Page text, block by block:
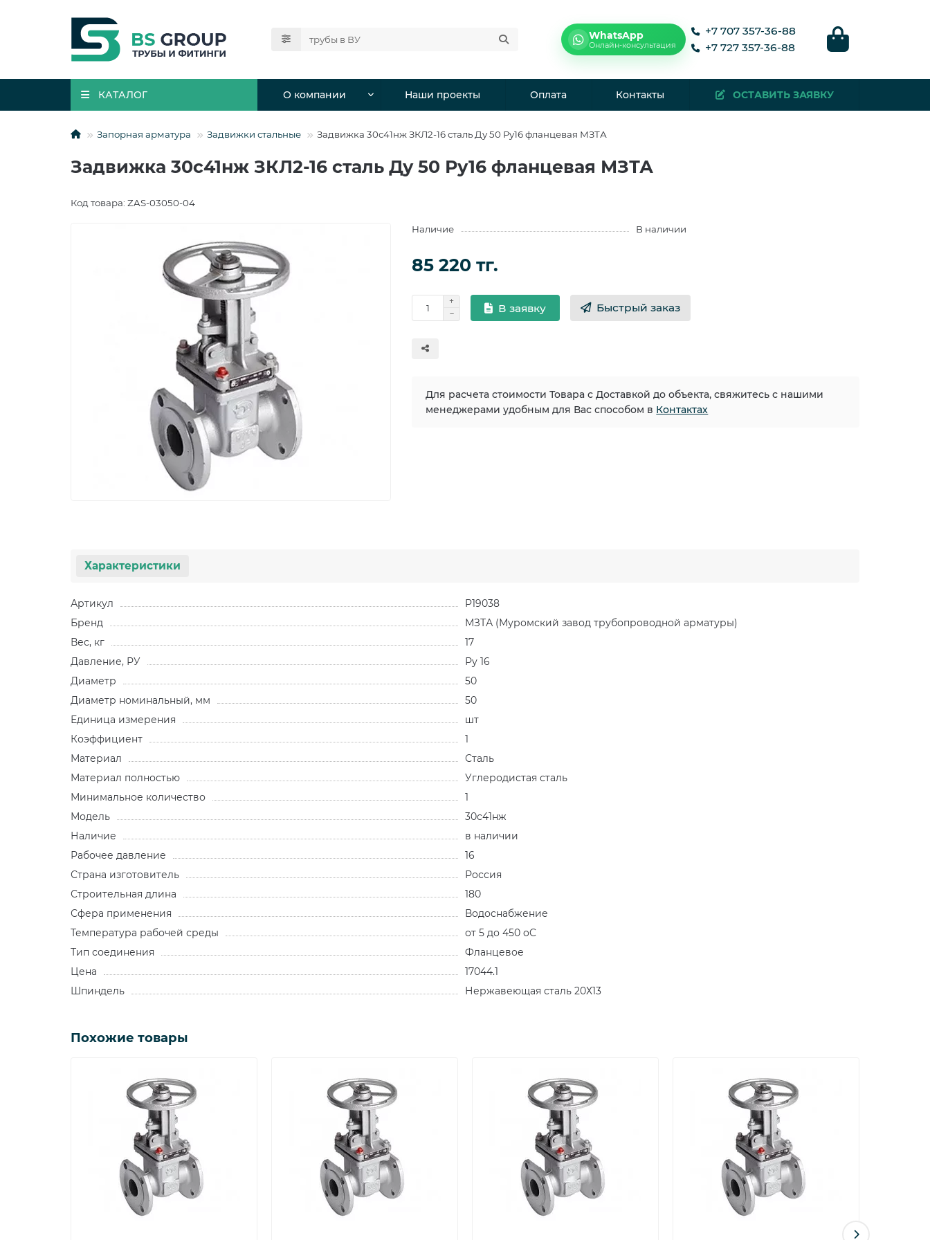
WhatsApp
Онлайн-консультация
+7 707 357-36-88
+7 727 357-36-88
КАТАЛОГ О компании Наши проекты Оплата Контакты ОСТАВИТЬ ЗАЯВКУ
Запорная арматура Задвижки стальные Задвижка 30с41нж ЗКЛ2-16 сталь Ду 50 Ру16 фланцевая МЗТА
Задвижка 30с41нж ЗКЛ2-16 сталь Ду 50 Ру16 фланцевая МЗТА
Код товара: ZAS-03050-04
Наличие В наличии
85 220 тг.
В заявку Быстрый заказ
Для расчета стоимости Товара с Доставкой до объекта, свяжитесь с нашими
менеджерами удобным для Вас способом в Контактах
Характеристики
Артикул
P19038
Бренд
МЗТА (Муромский завод трубопроводной арматуры)
Вес, кг
17
Давление, РУ
Ру 16
Диаметр
50
Диаметр номинальный, мм
50
Единица измерения
шт
Коэффициент
1
Материал
Сталь
Материал полностью
Углеродистая сталь
Минимальное количество
1
Модель
30с41нж
Наличие
в наличии
Рабочее давление
16
Страна изготовитель
Россия
Строительная длина
180
Сфера применения
Водоснабжение
Температура рабочей среды
от 5 до 450 oC
Тип соединения
Фланцевое
Цена
17044.1
Шпиндель
Нержавеющая сталь 20Х13
Похожие товары